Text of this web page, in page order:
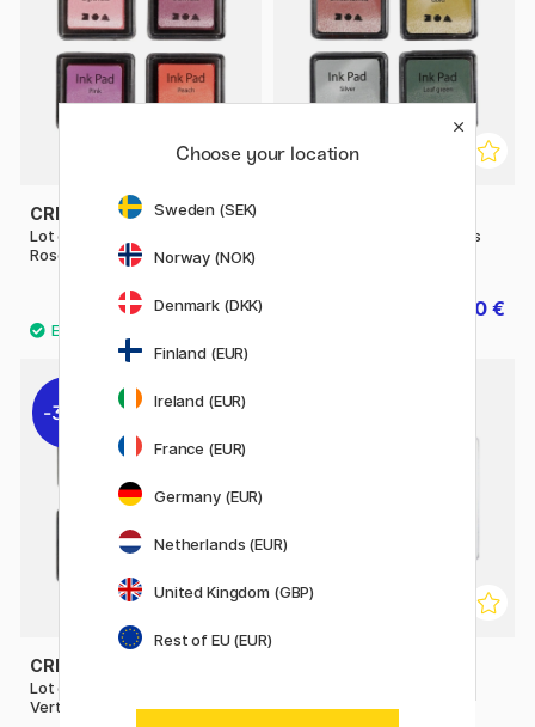
CREATIV COMPANY
Lot de 4 tampons Encreurs
Rose & Rouge
4.80 €
6 €
Lot de 4 tampons Encreurs
4.80 €
30%
CREATIV COMPANY
Lot de 4 tampons Encreurs
Vert et vert clair
Choose your location
Sweden (SEK)
Norway (NOK)
Denmark (DKK)
Finland (EUR)
Ireland (EUR)
France (EUR)
Germany (EUR)
Netherlands (EUR)
United Kingdom (GBP)
Rest of EU (EUR)